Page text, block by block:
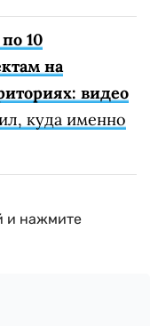
10
на
видео
куда именно
и нажмите